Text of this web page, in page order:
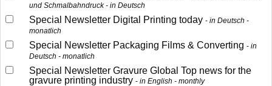
und Schmalbahndruck - in Deutsch
Special Newsletter Digital Printing today
in Deutsch -
monatlich
Special Newsletter Packaging Films & Converting
in
Deutsch - monatlich
Special Newsletter Gravure Global Top news for the
gravure printing industry
in English - monthly